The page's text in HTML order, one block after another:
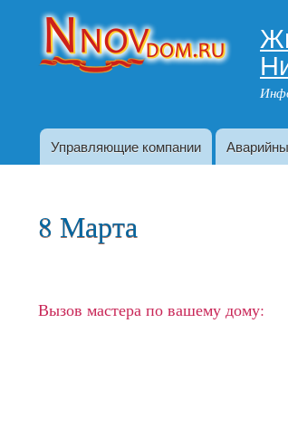
Адрес дома
Главное меню
Управляющие компании
8 Марта
Вызов мастера по вашему дому: